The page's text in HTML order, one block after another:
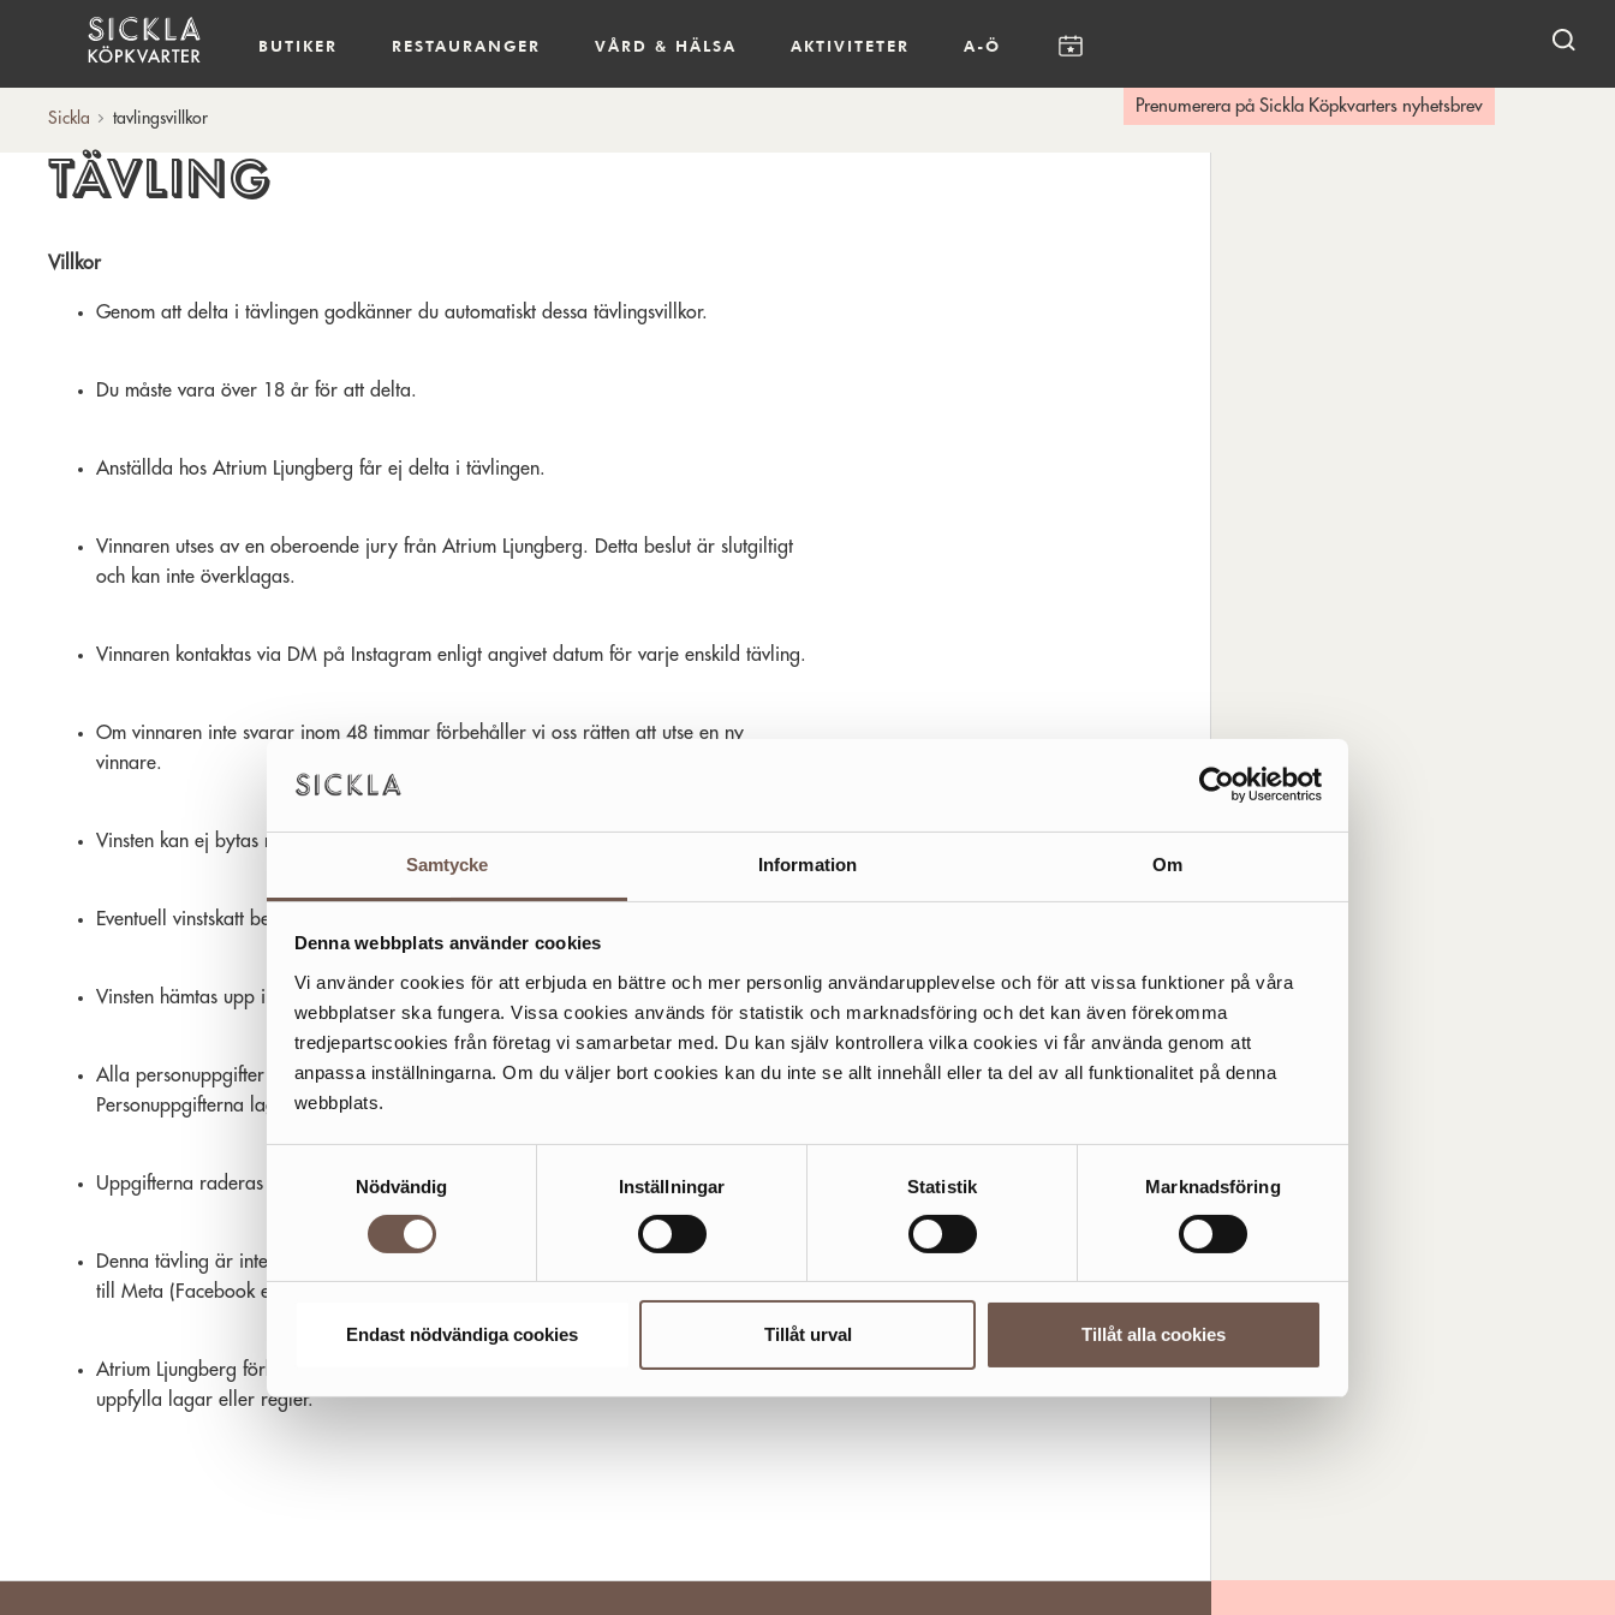
Samtycke Information Om
Denna webbplats använder cookies
Vi använder cookies för att erbjuda en bättre och mer personlig användarupplevelse och för att vissa funktioner på våra
webbplatser ska fungera. Vissa cookies används för statistik och marknadsföring och det kan även förekomma
tredjepartscookies från företag vi samarbetar med. Du kan själv kontrollera vilka cookies vi får använda genom att
anpassa inställningarna. Om du väljer bort cookies kan du inte se allt innehåll eller ta del av all funktionalitet på denna
webbplats.
Nödvändig
Inställningar Statistik Marknadsföring
Endast nödvändiga cookies Tillåt urval Tillåt alla cookies
BUTIKER RESTAURANGER VÅRD & HÄLSA AKTIVITETER A-Ö
Prenumerera på Sickla Köpkvarters nyhetsbrev
Sickla tavlingsvillkor
Tävling
Villkor
Genom att delta i tävlingen godkänner du automatiskt dessa tävlingsvillkor.
Du måste vara över 18 år för att delta.
Anställda hos Atrium Ljungberg får ej delta i tävlingen.
Vinnaren utses av en oberoende jury från Atrium Ljungberg. Detta beslut är slutgiltigt
och kan inte överklagas.
Vinnaren kontaktas via DM på Instagram enligt angivet datum för varje enskild tävling.
Om vinnaren inte svarar inom 48 timmar förbehåller vi oss rätten att utse en ny
vinnare.
Vinsten kan ej bytas mot kontanter eller andra varor.
Eventuell vinstskatt betalas av vinnaren.
Vinsten hämtas upp i Sickla Galleria eller enligt överenskommelse.
Alla personuppgifter som samlas in används enbart för att kontakta vinnaren.
Personuppgifterna lagras säkert i enlighet med GDPR.
Uppgifterna raderas inom 30 dagar efter tävlingen och delas ej med tredje part.
Denna tävling är inte sponsrad, stöttad, administrerad av eller på något sätt kopplad
till Meta (Facebook eller Instagram).
Atrium Ljungberg förbehåller sig rätten att ändra tävlingsvillkor om det krävs för att
uppfylla lagar eller regler.